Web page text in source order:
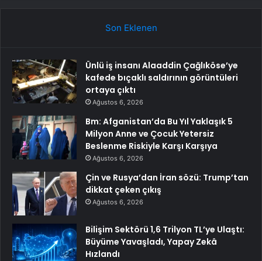
Son Eklenen
Ünlü iş insanı Alaaddin Çağlıköse’ye
kafede bıçaklı saldırının görüntüleri
ortaya çıktı
Ağustos 6, 2026
Bm: Afganistan’da Bu Yıl Yaklaşık 5
Milyon Anne ve Çocuk Yetersiz
Beslenme Riskiyle Karşı Karşıya
Ağustos 6, 2026
Çin ve Rusya’dan İran sözü: Trump’tan
dikkat çeken çıkış
Ağustos 6, 2026
Bilişim Sektörü 1,6 Trilyon TL’ye Ulaştı:
Büyüme Yavaşladı, Yapay Zekâ
Hızlandı